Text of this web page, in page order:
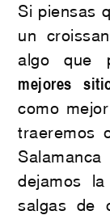
Si piensas
un
algo que
mejores
como
traeremos
dejamos
salgas de